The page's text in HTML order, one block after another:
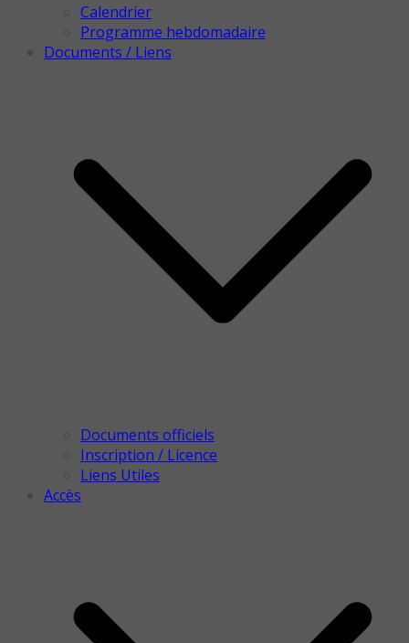
Calendrier
Programme hebdomadaire
Documents / Liens
Documents officiels
Inscription / Licence
Liens Utiles
Accès